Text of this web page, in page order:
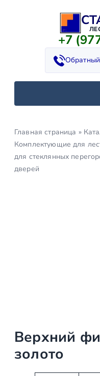
+7
Главная страница »
Комплектующие для
для стеклянных
дверей
Верхний
золото